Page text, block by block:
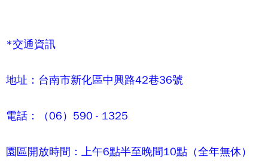
*交通資訊
地址：台南市新化區中興路42巷36號
電話：（06）590 - 1325
園區開放時間：上午6點半至晚間10點（全年無休）